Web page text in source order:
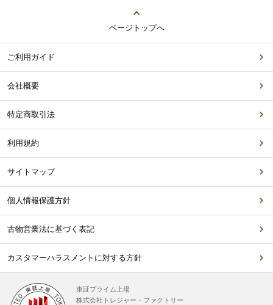
ページトップへ
ご利用ガイド
会社概要
特定商取引法
利用規約
サイトマップ
個人情報保護方針
古物営業法に基づく表記
カスタマーハラスメントに対する方針
東証プライム上場
株式会社トレジャー・ファクトリー